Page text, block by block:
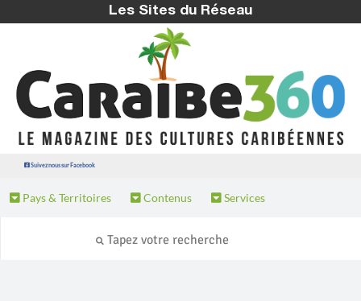
Les Sites du Réseau
Suivez nous sur Facebook
Pays & Territoires Contenus Services